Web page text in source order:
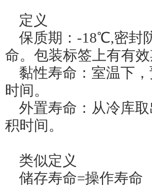
定义
保质期：-18℃,密封
命。包装标签上有有效
黏性寿命：室温下
时间。
外置寿命：从冷库
积时间。
类似定义
储存寿命=操作寿命